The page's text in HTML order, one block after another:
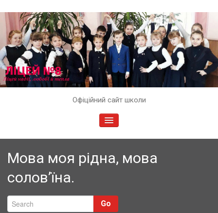
Офіційний сайт школи
TOGGLE
Мова моя рідна, мова
солов’їна.
Go